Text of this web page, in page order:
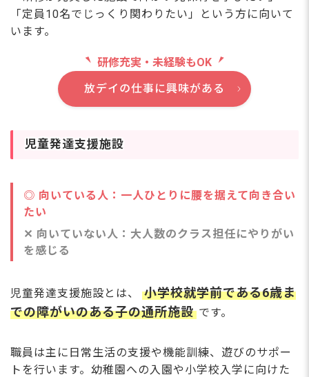
「定員10名でじっくり関わりたい」という方に向いて
います。
研修充実・未経験もOK
放デイの仕事に興味がある
児童発達支援施設
◎ 向いている人：一人ひとりに腰を据えて向き合い
たい
✕ 向いていない人：大人数のクラス担任にやりがい
を感じる
児童発達支援施設とは、
小学校就学前である6歳ま
での障がいのある子の通所施設 です。
職員は主に日常生活の支援や機能訓練、遊びのサポー
トを行います。幼稚園への入園や小学校入学に向けた